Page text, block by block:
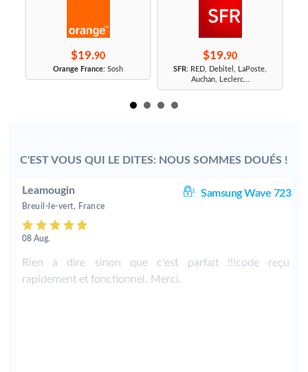
$19.90
Orange France: Sosh
$19.90
SFR: RED, Debitel, LaPoste,
Auchan, Leclerc...
C'EST VOUS QUI LE DITES: NOUS SOMMES DOUÉS !
Leamougin Samsung Wave 723
Breuil-le-vert, France
08 Aug.
Rien à dire sinon que c'est parfait !!!code reçu
rapidement et fonctionnel. Merci.